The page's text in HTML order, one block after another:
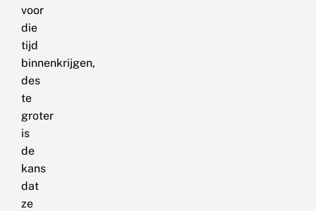
voor
die
tijd
binnenkrijgen,
des
te
groter
is
de
kans
dat
ze